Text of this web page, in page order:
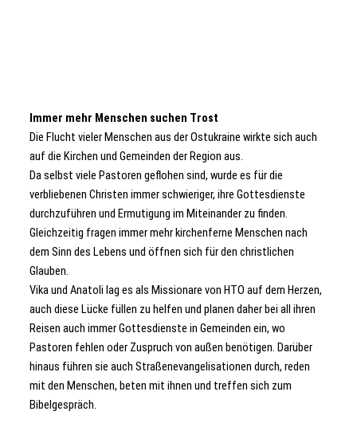
Immer mehr Menschen suchen Trost
Die Flucht vieler Menschen aus der Ostukraine wirkte sich auch
auf die Kirchen und Gemeinden der Region aus.
Da selbst viele Pastoren geflohen sind, wurde es für die
verbliebenen Christen immer schwieriger, ihre Gottesdienste
durchzuführen und Ermutigung im Miteinander zu finden.
Gleichzeitig fragen immer mehr kirchenferne Menschen nach
dem Sinn des Lebens und öffnen sich für den christlichen
Glauben.
Vika und Anatoli lag es als Missionare von HTO auf dem Herzen,
auch diese Lücke füllen zu helfen und planen daher bei all ihren
Reisen auch immer Gottesdienste in Gemeinden ein, wo
Pastoren fehlen oder Zuspruch von außen benötigen. Darüber
hinaus führen sie auch Straßenevangelisationen durch, reden
mit den Menschen, beten mit ihnen und treffen sich zum
Bibelgespräch.